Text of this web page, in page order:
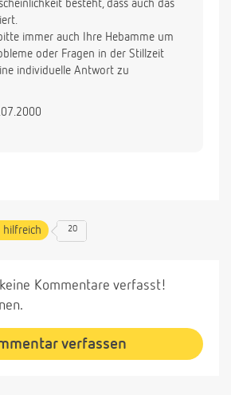
besteht, dass auch das
immer auch Ihre Hebamme um
oder Fragen in der Stillzeit
individuelle Antwort zu
hilfreich 20
Kommentare verfasst!
verfassen